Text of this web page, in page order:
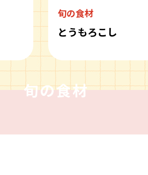
旬の食材
とうもろこし
旬の食材